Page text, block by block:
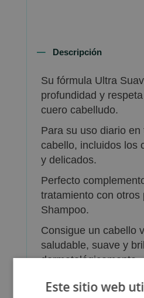
Descripción
Su fórmula Ultra
profundidad y
cuero cabelludo.
Para su uso diario en
cabello, incluidos los
y delicados.
Perfecto
tratamiento con otros
Shampoo.
Consigue un cabello
saludable, suave y
dermatológicamente.
Este sitio web